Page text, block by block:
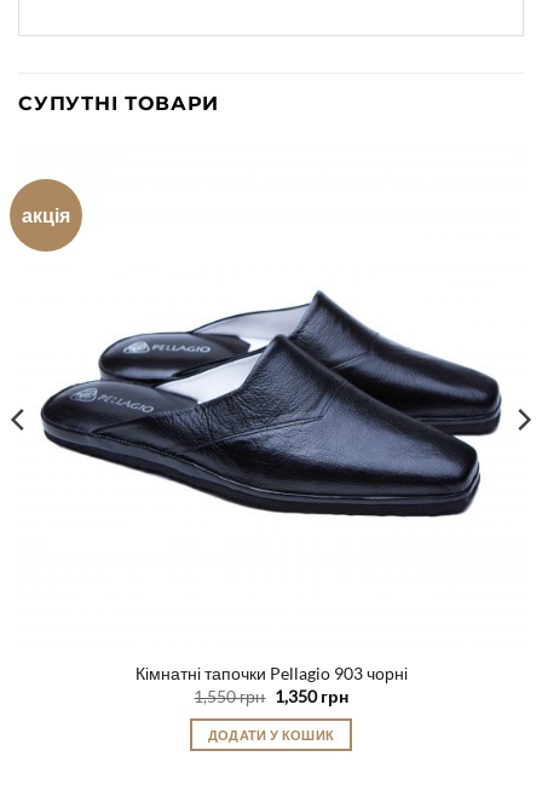
СУПУТНІ ТОВАРИ
акція
Кімнатні тапочки Pellagio 903 чорні
1,550грн Оригінальна
ціна:
1,550 грн.
1,350грнПоточна
1,350 грн.
ДОДАТИ У КОШИК